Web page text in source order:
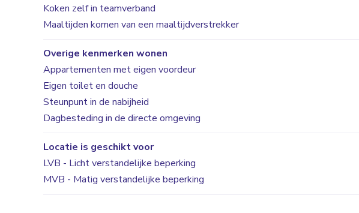
Koken zelf in teamverband
Maaltijden komen van een maaltijdverstrekker
Overige kenmerken wonen
Appartementen met eigen voordeur
Eigen toilet en douche
Steunpunt in de nabijheid
Dagbesteding in de directe omgeving
Locatie is geschikt voor
LVB - Licht verstandelijke beperking
MVB - Matig verstandelijke beperking